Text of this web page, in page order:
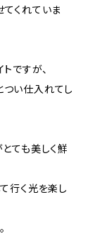
てくれていま
ですが、
い仕入れてし
ても美しく鮮
行く光を楽し